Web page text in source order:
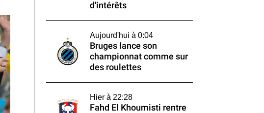
d'intérêts
Aujourd'hui à 0:04
Bruges lance son
championnat comme sur
des roulettes
Hier à 22:28
Fahd El Khoumisti rentre